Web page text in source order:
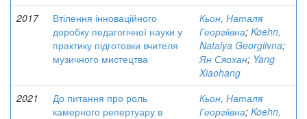
2017
Втілення інноваційного
доробку педагогічної науки у
практику підготовки вчителя
музичного мистецтва
Кьон, Наталя
Георгіївна; Koehn,
Natalya Georgiivna;
Ян Сяохан; Yang
Xiaohang
2021
До питання про роль
камерного репертуару в
Кьон, Наталя
Георгіївна; Koehn,